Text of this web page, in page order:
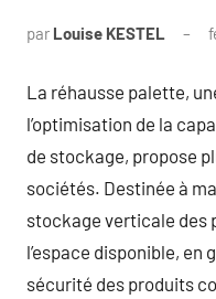
par Louise KESTEL
La réhausse palette,
l’optimisation de la
de stockage, propose
sociétés. Destinée à
stockage verticale des
l’espace disponible,
sécurité des produits